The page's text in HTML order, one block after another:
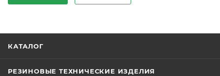
КАТАЛОГ
РЕЗИНОВЫЕ ТЕХНИЧЕСКИЕ ИЗДЕЛИЯ